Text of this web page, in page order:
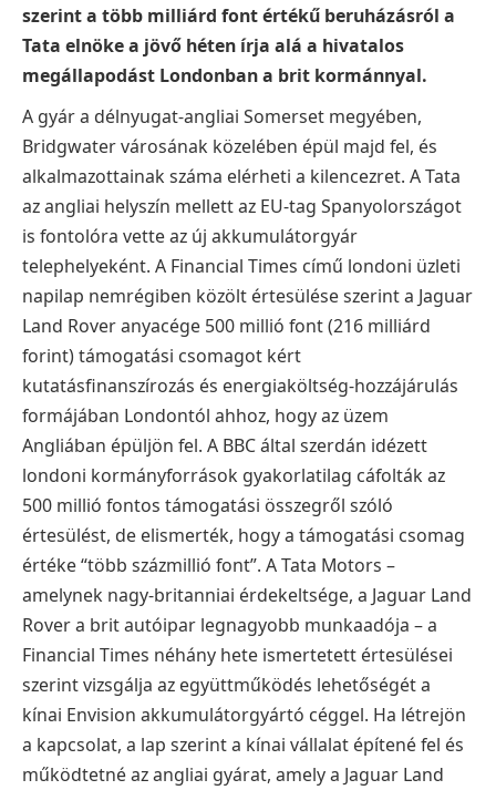
szerint a több milliárd font értékű beruházásról a
Tata elnöke a jövő héten írja alá a hivatalos
megállapodást Londonban a brit kormánnyal.
A gyár a délnyugat-angliai Somerset megyében,
Bridgwater városának közelében épül majd fel, és
alkalmazottainak száma elérheti a kilencezret. A Tata
az angliai helyszín mellett az EU-tag Spanyolországot
is fontolóra vette az új akkumulátorgyár
telephelyeként. A Financial Times című londoni üzleti
napilap nemrégiben közölt értesülése szerint a Jaguar
Land Rover anyacége 500 millió font (216 milliárd
forint) támogatási csomagot kért
kutatásfinanszírozás és energiaköltség-hozzájárulás
formájában Londontól ahhoz, hogy az üzem
Angliában épüljön fel. A BBC által szerdán idézett
londoni kormányforrások gyakorlatilag cáfolták az
500 millió fontos támogatási összegről szóló
értesülést, de elismerték, hogy a támogatási csomag
értéke “több százmillió font”. A Tata Motors –
amelynek nagy-britanniai érdekeltsége, a Jaguar Land
Rover a brit autóipar legnagyobb munkaadója – a
Financial Times néhány hete ismertetett értesülései
szerint vizsgálja az együttműködés lehetőségét a
kínai Envision akkumulátorgyártó céggel. Ha létrejön
a kapcsolat, a lap szerint a kínai vállalat építené fel és
működtetné az angliai gyárat, amely a Jaguar Land